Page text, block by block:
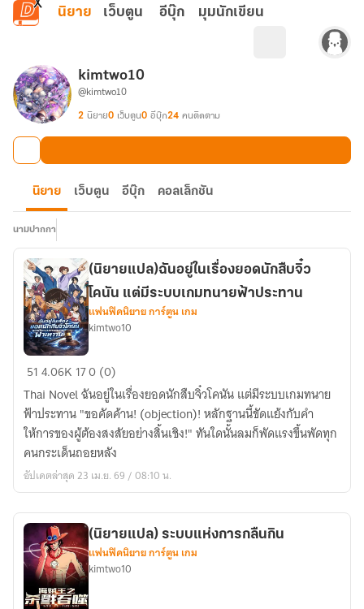
ข้ามไปยังเนื้อหาหลัก
นิยาย เว็บตูน อีบุ๊ก มุมนักเขียน
kimtwo10
@kimtwo10
2 นิยาย0 เว็บตูน0 อีบุ๊ก24 คนติดตาม
นิยาย เว็บตูน อีบุ๊ก คอลเล็กชัน
นามปากกา
(นิยาย
อยู่
ใน
เรื่อง
ยอด
นักสืบ
โคนั
น
แต่
ระบบ
(นิยายแปล)ฉันอยู่ในเรื่องยอดนักสืบจิ๋ว
โคนัน แต่มีระบบเกมทนายฟ้าประทาน
แฟนฟิคนิยาย การ์ตูน เกม
kimtwo10
514.06K 170 (0)
Thai Novel ฉันอยู่ในเรื่องยอดนักสืบจิ๋วโคนัน แต่มีระบบเกมทนาย
ฟ้าประทาน "ขอคัดค้าน! (objection)! หลักฐานนี้ขัดแย้งกับคำ
ให้การของผู้ต้องสงสัยอย่างสิ้นเชิง!" ทันใดนั้นลมก็พัดแรงขึ้นพัดทุก
คนกระเด็นถอยหลัง
อัปเดตล่าสุด 23 เม.ย. 69 / 08:10 น.
(นิยายแปล) ระบบแห่งการกลืนกิน
แฟนฟิคนิยาย การ์ตูน เกม
kimtwo10